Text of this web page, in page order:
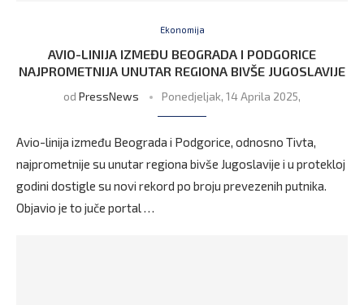
Ekonomija
AVIO-LINIJA IZMEĐU BEOGRADA I PODGORICE
NAJPROMETNIJA UNUTAR REGIONA BIVŠE JUGOSLAVIJE
od PressNews Ponedjeljak, 14 Aprila 2025,
Avio-linija između Beograda i Podgorice, odnosno Tivta,
najprometnije su unutar regiona bivše Jugoslavije i u protekloj
godini dostigle su novi rekord po broju prevezenih putnika.
Objavio je to juče portal …